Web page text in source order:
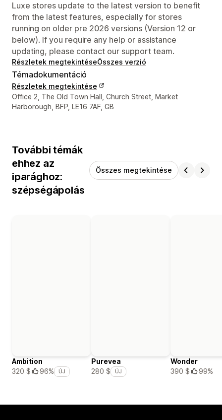
Luxe stores update to the latest version to benefit
from the latest features, especially for stores
running on older pre 2026 versions (Version 12 or
below). If you require any help or assistance
updating, please contact our support team.
Részletek megtekintéseÖsszes verzió
Témadokumentáció
Részletek megtekintése
Dizájner kapcsolattartási adatai
Office 2, The Old Town Hall, Church Street, Market
Harborough, BFP, LE16 7AF, GB
További témák
ehhez az
iparághoz:
szépségápolás
Összes megtekintése
Ambition
320 $
96% ÚJ
Purevea
280 $
ÚJ
Wonder
390 $
99%